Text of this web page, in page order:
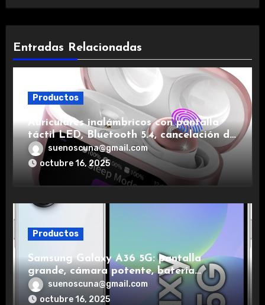
Entradas Relacionadas
Productos
Auriculares inalámbricos con pantalla
táctil LED, Bluetooth 5.4, cancelación de
ruido, impermeables y de larga duración.
suenoscuna@gmail.com
octubre 16, 2025
Productos
Samsung Galaxy A36 5G: pantalla
grande, cámara potente, batería
duradera y carga rápida para una
experiencia premium.
suenoscuna@gmail.com
octubre 16, 2025